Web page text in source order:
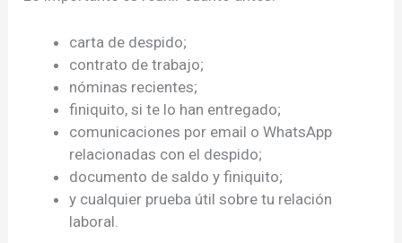
carta de despido;
contrato de trabajo;
nóminas recientes;
finiquito, si te lo han entregado;
comunicaciones por email o WhatsApp
relacionadas con el despido;
documento de saldo y finiquito;
y cualquier prueba útil sobre tu relación
laboral.